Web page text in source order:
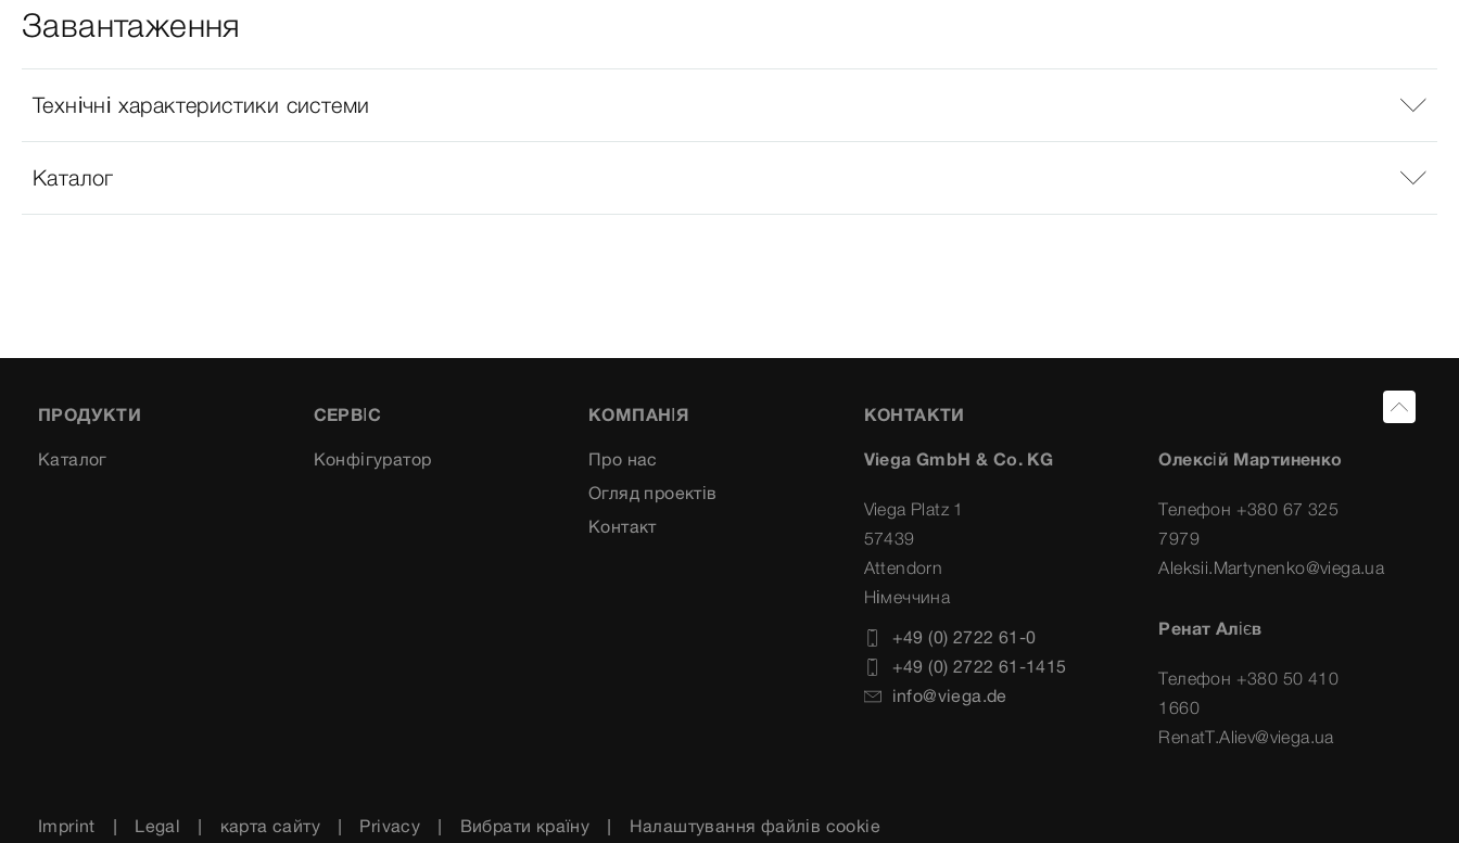
Завантаження
Технічні характеристики системи
Каталог
ПРОДУКТИ
Каталог
СЕРВІС
Конфігуратор
КОМПАНІЯ
Про нас
Огляд проектів
Контакт
КОНТАКТИ
Viega GmbH & Co. KG
Viega Platz 1
57439
Attendorn
Німеччина
+49 (0) 2722 61-0
+49 (0) 2722 61-1415
info@viega.de
Олексій Мартиненко
Телефон +380 67 325
7979
Aleksii.Martynenko@viega.ua
Ренат Алієв
Телефон +380 50 410
1660
RenatT.Aliev@viega.ua
Imprint Legal карта сайту Privacy Вибрати країну Налаштування файлів cookie